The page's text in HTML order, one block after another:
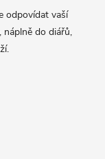
odpovídat vaší
náplně do diářů,